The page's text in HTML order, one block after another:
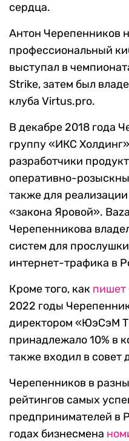
сердца.
Антон Черепенников
профессиональный
выступал в
Strike, затем был
клуба Virtus.pro.
В декабре 2018 года
группу «ИКС
разработчики
оперативно-
также для
«закона Яровой».
Черепенникова
систем для
интернет-трафика в
Кроме того, как пишет
2022 годы
директором «ЮэСэМ
принадлежало 10% в
также входил в совет
Черепенников в
рейтингов самых
предпринимателей в
годах бизнесмена